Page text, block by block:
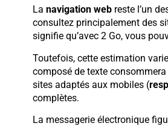
La navigation webreste l’un
consultez principalement des
signifie qu’avec 2 Go, vous
Toutefois, cette estimation
composé de texte
sites adaptés aux mobiles (
complètes.
La messagerie électronique